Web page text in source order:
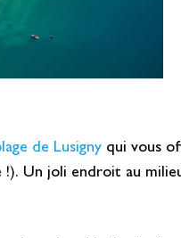
de Lusignyqui vous
!). Un joli endroit au